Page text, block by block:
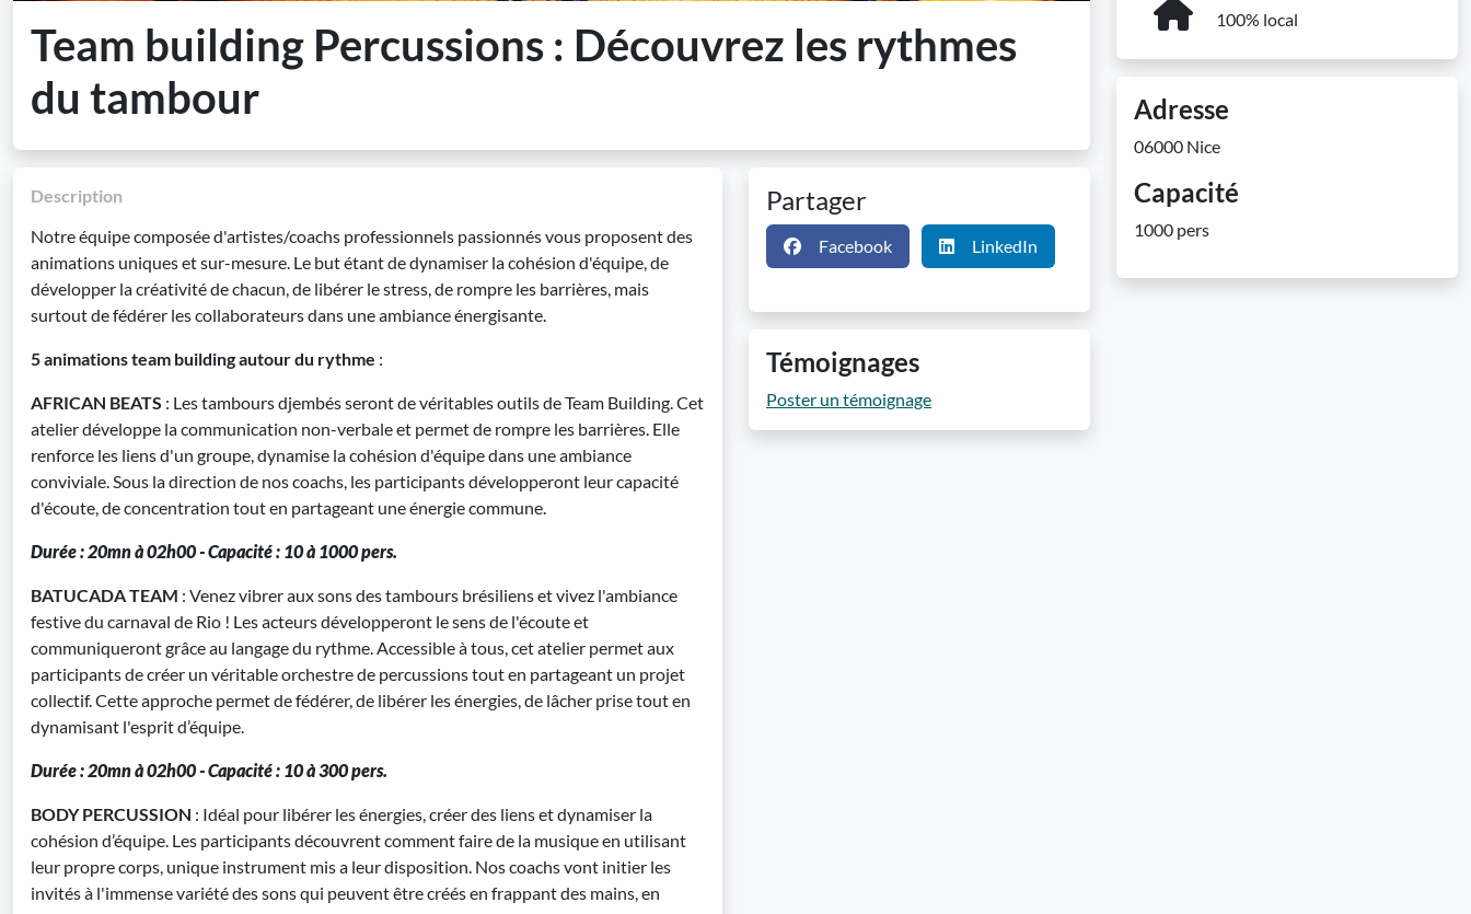
Team building Percussions : Découvrez les rythmes
du tambour
Description
Notre équipe composée d'artistes/coachs professionnels passionnés vous proposent des
animations uniques et sur-mesure. Le but étant de dynamiser la cohésion d'équipe, de
développer la créativité de chacun, de libérer le stress, de rompre les barrières, mais
surtout de fédérer les collaborateurs dans une ambiance énergisante.
5 animations team building autour du rythme :
AFRICAN BEATS : Les tambours djembés seront de véritables outils de Team Building. Cet
atelier développe la communication non-verbale et permet de rompre les barrières. Elle
renforce les liens d'un groupe, dynamise la cohésion d'équipe dans une ambiance
conviviale. Sous la direction de nos coachs, les participants développeront leur capacité
d'écoute, de concentration tout en partageant une énergie commune.
Durée : 20mn à 02h00 - Capacité : 10 à 1000 pers.
BATUCADA TEAM : Venez vibrer aux sons des tambours brésiliens et vivez l'ambiance
festive du carnaval de Rio ! Les acteurs développeront le sens de l'écoute et
communiqueront grâce au langage du rythme. Accessible à tous, cet atelier permet aux
participants de créer un véritable orchestre de percussions tout en partageant un projet
collectif. Cette approche permet de fédérer, de libérer les énergies, de lâcher prise tout en
dynamisant l'esprit d’équipe.
Durée : 20mn à 02h00 - Capacité : 10 à 300 pers.
BODY PERCUSSION : Idéal pour libérer les énergies, créer des liens et dynamiser la
cohésion d’équipe. Les participants découvrent comment faire de la musique en utilisant
leur propre corps, unique instrument mis a leur disposition. Nos coachs vont initier les
invités à l'immense variété des sons qui peuvent être créés en frappant des mains, en
Partager
Facebook LinkedIn
Témoignages
Poster un témoignage
100% local
Adresse
06000 Nice
Capacité
1000 pers